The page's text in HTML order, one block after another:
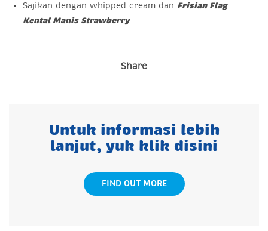
Sajikan dengan whipped cream dan Frisian Flag
Kental Manis Strawberry
Share
Untuk informasi lebih
lanjut, yuk klik disini
FIND OUT MORE